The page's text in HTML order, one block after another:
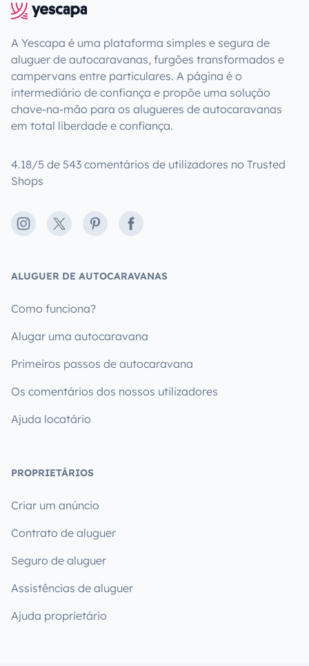
A Yescapa é uma plataforma simples e segura de
aluguer de autocaravanas, furgões transformados e
campervans entre particulares. A página é o
intermediário de confiança e propõe uma solução
chave-na-mão para os alugueres de autocaravanas
em total liberdade e confiança.
4.18/5 de 543 comentários de utilizadores no Trusted
Shops
Instagram
X PinterestFacebook
ALUGUER DE AUTOCARAVANAS
Como funciona?
Alugar uma autocaravana
Primeiros passos de autocaravana
Os comentários dos nossos utilizadores
Ajuda locatário
PROPRIETÁRIOS
Criar um anúncio
Contrato de aluguer
Seguro de aluguer
Assistências de aluguer
Ajuda proprietário